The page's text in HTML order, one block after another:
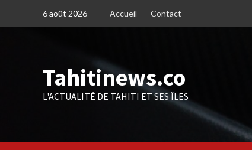
6 août 2026 Accueil Contact
Tahitinews.co
L'ACTUALITÉ DE TAHITI ET SES ÎLES